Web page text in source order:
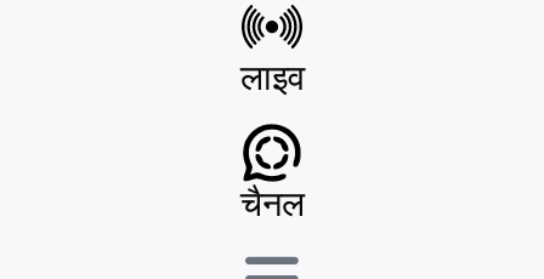
लाइव
चैनल